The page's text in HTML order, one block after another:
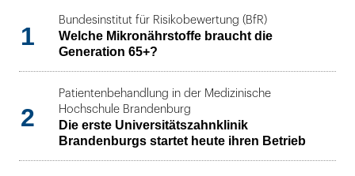
1
Bundesinstitut für Risikobewertung (BfR)
Welche Mikronährstoffe braucht die
Generation 65+?
2
Patientenbehandlung in der Medizinische
Hochschule Brandenburg
Die erste Universitätszahnklinik
Brandenburgs startet heute ihren Betrieb